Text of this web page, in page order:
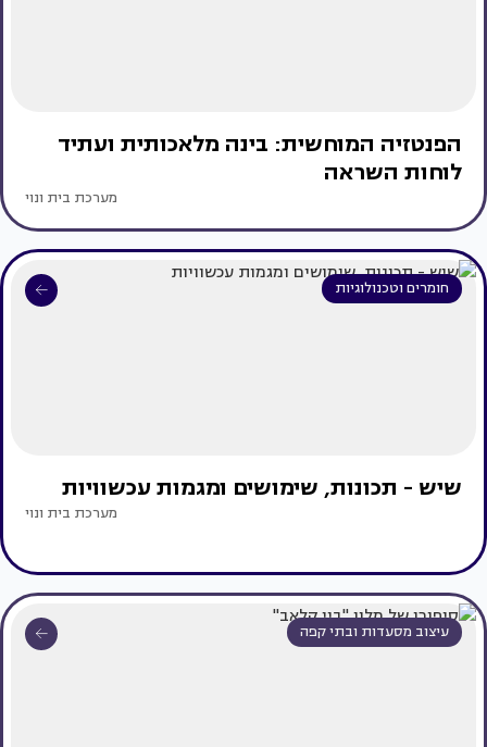
הפנטזיה המוחשית: בינה מלאכותית ועתיד
לוחות השראה
מערכת בית ונוי
חומרים וטכנולוגיות
שיש - תכונות, שימושים ומגמות עכשוויות
מערכת בית ונוי
עיצוב מסעדות ובתי קפה